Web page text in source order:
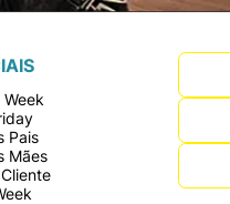
Pais
Mães